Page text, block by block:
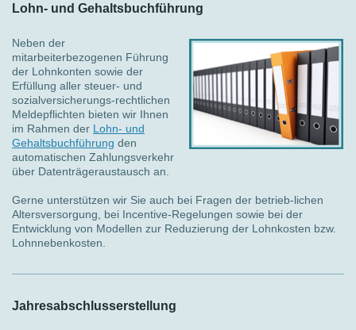
Lohn- und Gehaltsbuchführung
Neben der
mitarbeiterbezogenen Führung
der Lohnkonten sowie der
Erfüllung aller steuer- und
sozialversicherungs-rechtlichen
Meldepflichten bieten wir Ihnen
im Rahmen der Lohn- und
Gehaltsbuchführung den
automatischen Zahlungsverkehr
über Datenträgeraustausch an.
Gerne unterstützen wir Sie auch bei Fragen der betrieb-lichen
Altersversorgung, bei Incentive-Regelungen sowie bei der
Entwicklung von Modellen zur Reduzierung der Lohnkosten bzw.
Lohnnebenkosten.
Jahresabschlusserstellung